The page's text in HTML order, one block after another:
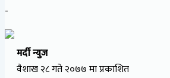
-
मर्दी न्युज
वैशाख २८ गते २०७७ मा प्रकाशित